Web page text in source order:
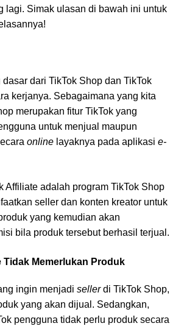
lagi. Simak ulasan di bawah ini untuk
dari TikTok Shop dan TikTok
kerjanya. Sebagaimana yang kita
merupakan fitur TikTok yang
untuk menjual maupun
online layaknya pada aplikasi e-
Affiliate adalah program TikTok Shop
seller dan konten kreator untuk
yang kemudian akan
bila produk tersebut berhasil terjual.
Tidak Memerlukan Produk
ingin menjadi sellerdi TikTok Shop,
yang akan dijual. Sedangkan,
pengguna tidak perlu produk secara